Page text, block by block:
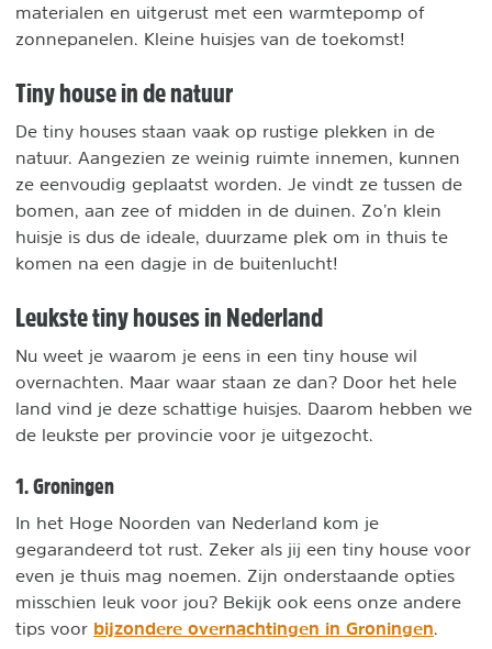
materialen en uitgerust met een warmtepomp of
zonnepanelen. Kleine huisjes van de toekomst!
Tiny house in de natuur
De tiny houses staan vaak op rustige plekken in de
natuur. Aangezien ze weinig ruimte innemen, kunnen
ze eenvoudig geplaatst worden. Je vindt ze tussen de
bomen, aan zee of midden in de duinen. Zo’n klein
huisje is dus de ideale, duurzame plek om in thuis te
komen na een dagje in de buitenlucht!
Leukste tiny houses in Nederland
Nu weet je waarom je eens in een tiny house wil
overnachten. Maar waar staan ze dan? Door het hele
land vind je deze schattige huisjes. Daarom hebben we
de leukste per provincie voor je uitgezocht.
1. Groningen
In het Hoge Noorden van Nederland kom je
gegarandeerd tot rust. Zeker als jij een tiny house voor
even je thuis mag noemen. Zijn onderstaande opties
misschien leuk voor jou? Bekijk ook eens onze andere
tips voor bijzondere overnachtingen in Groningen